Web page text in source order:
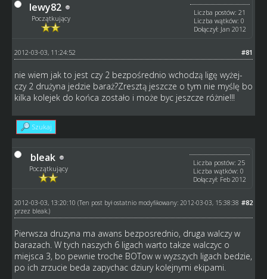
lewy82
Początkujący
Liczba postów: 21
Liczba wątków: 0
Dołączył: Jan 2012
#81
2012-03-03, 11:24:52
nie wiem jak to jest czy 2 bezpośrednio wchodzą ligę wyżej-
czy 2 drużyna jedzie baraż?Zresztą jeszcze o tym nie myślę bo
kilka kolejek do końca zostało i może byc jeszcze różnie!!!
Szukaj
bleak
Początkujący
Liczba postów: 25
Liczba wątków: 0
Dołączył: Feb 2012
#82
2012-03-03, 13:20:10 (Ten post był ostatnio modyfikowany: 2012-03-03, 15:38:38
przez bleak.)
Pierwsza druzyna ma awans bezposrednio, druga walczy w
barazach. W tych naszych 6 ligach warto takze walczyc o
miejsca 3, bo pewnie troche BOTow w wyzszych ligach bedzie,
po ich zrzucie beda zapychac dziury kolejnymi ekipami.